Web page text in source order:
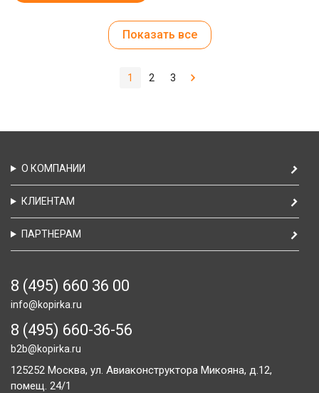
Показать все
1 2 3
О КОМПАНИИ
КЛИЕНТАМ
ПАРТНЕРАМ
8 (495) 660 36 00
info@kopirka.ru
8 (495) 660-36-56
b2b@kopirka.ru
125252 Москва, ул. Авиаконструктора Микояна, д.12,
помещ. 24/1